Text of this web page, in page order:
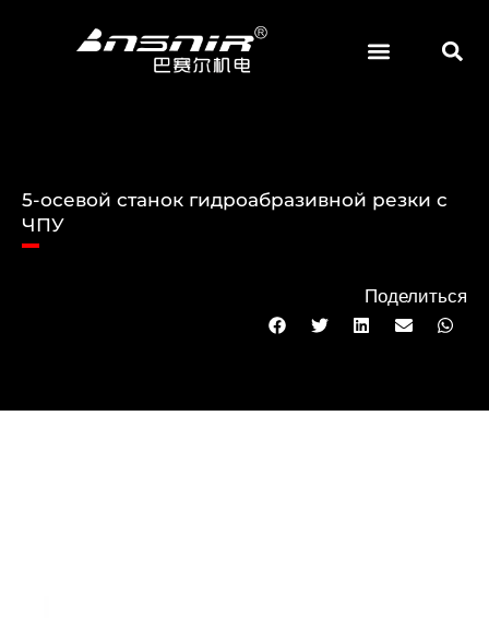
5-осевой станок гидроабразивной резки с
ЧПУ
Поделиться